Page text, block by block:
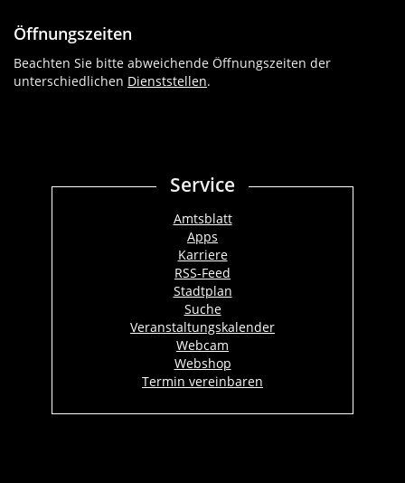
Öffnungszeiten
Beachten Sie bitte abweichende Öffnungszeiten der
unterschiedlichen Dienststellen.
Service
Amtsblatt
Apps
Karriere
RSS-Feed
Stadtplan
Suche
Veranstaltungskalender
Webcam
Webshop
Termin vereinbaren